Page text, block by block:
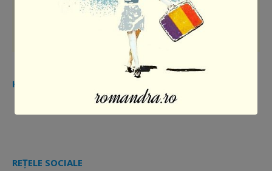
HAI ȘI TU ÎN COMUNITATEA MEA
REȚELE SOCIALE